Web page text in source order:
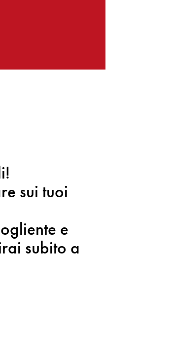
sui tuoi
e
subito a